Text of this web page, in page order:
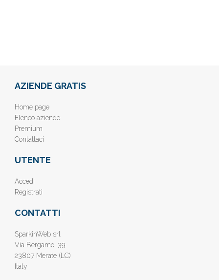
AZIENDE GRATIS
Home page
Elenco aziende
Premium
Contattaci
UTENTE
Accedi
Registrati
CONTATTI
SparkinWeb srl
Via Bergamo, 39
23807 Merate (LC)
Italy